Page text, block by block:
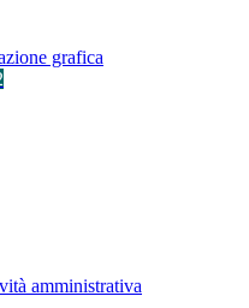
grafica
amministrativa